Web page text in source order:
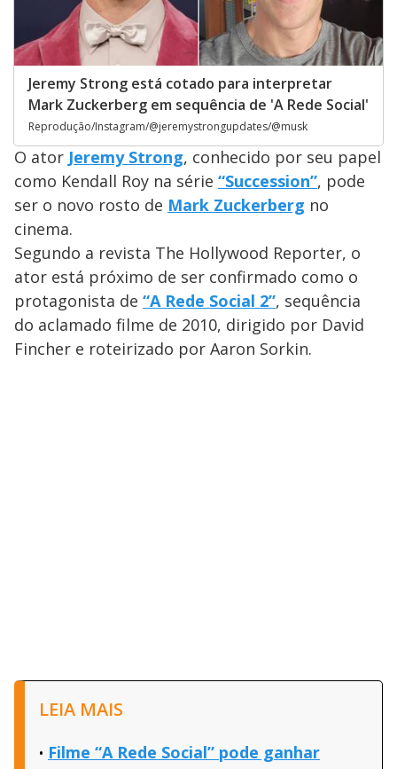
Jeremy Strong está cotado para interpretar
Mark Zuckerberg em sequência de 'A Rede Social'
Reprodução/Instagram/@jeremystrongupdates/@musk
O ator Jeremy Strong, conhecido por seu papel
como Kendall Roy na série “Succession”, pode
ser o novo rosto de Mark Zuckerberg no
cinema.
Segundo a revista The Hollywood Reporter, o
ator está próximo de ser confirmado como o
protagonista de “A Rede Social 2”, sequência
do aclamado filme de 2010, dirigido por David
Fincher e roteirizado por Aaron Sorkin.
LEIA MAIS
Filme “A Rede Social” pode ganhar